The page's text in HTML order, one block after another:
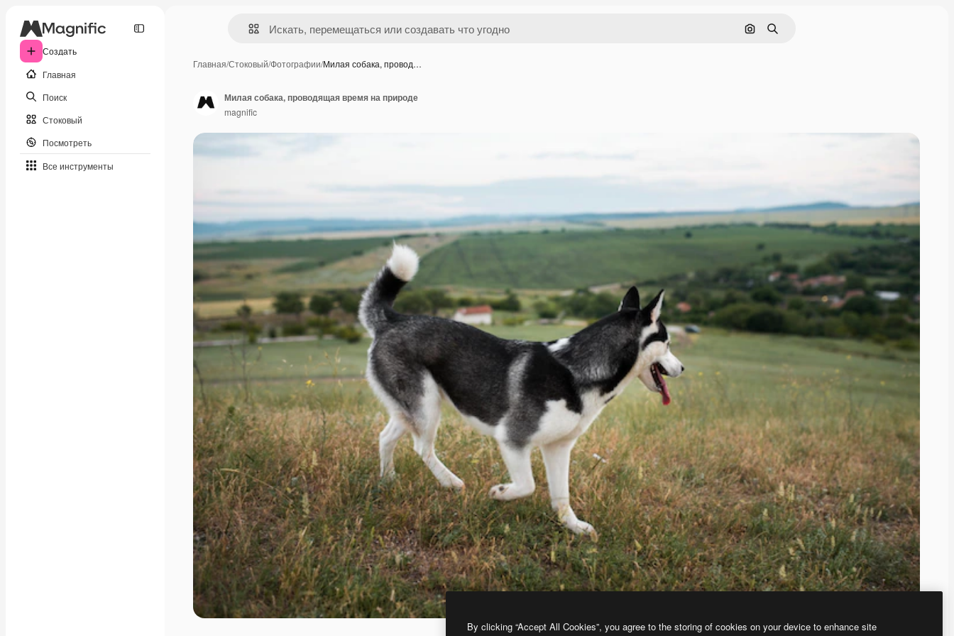
Создать
Главная
Поиск
Стоковый
Посмотреть
Все инструменты
Поиск по изображению
Поиск
Главная/Стоковый/Фотографии/Милая собака, провод…
Милая собака, проводящая время на природе
magnific
By clicking “Accept All Cookies”, you agree to the storing of cookies on your device to enhance site